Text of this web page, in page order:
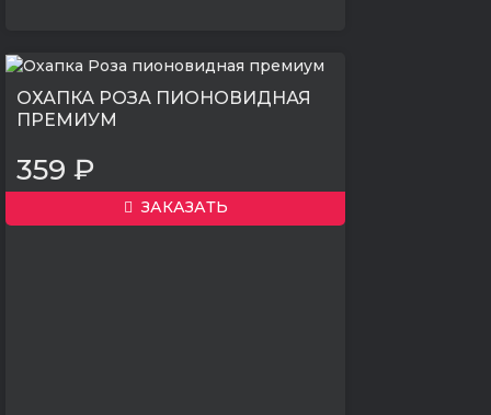
ОХАПКА РОЗА ПИОНОВИДНАЯ
ПРЕМИУМ
359 ₽
ЗАКАЗАТЬ